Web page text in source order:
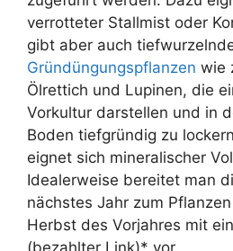
verrotteter Stallmist oder
gibt aber auch
Gründüngungspflanzen wie
Ölrettich und Lupinen, die
Vorkultur darstellen und in
Boden tiefgründig zu
eignet sich mineralischer
Idealerweise bereitet man
nächstes Jahr zum
Herbst des Vorjahres mit
(bezahlter Link)* vor.